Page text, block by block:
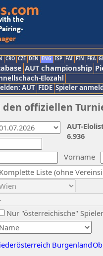
CRO CZE DEN ENG ESP FAI FIN FRA
AUT championship
Elozahl
AUT FIDE Spieler
offiziellen
Vorname
Nur "österreichische"
Burgenland
AUT-
6.936